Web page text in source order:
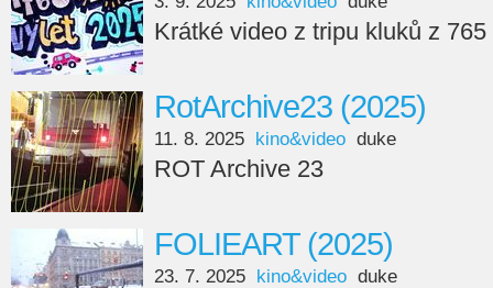
Krátké video z tripu kluků z
RotArchive23 (2025)
11. 8. 2025 kino&video duke
ROT Archive 23
FOLIEART (2025)
23. 7. 2025 kino&video duke